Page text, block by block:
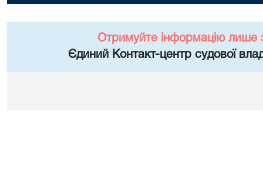
Отримуйте інформацію лише
Єдиний Контакт-центр судової